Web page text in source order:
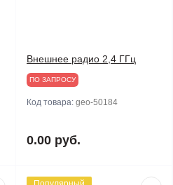
Внешнее радио 2,4 ГГц
ПО ЗАПРОСУ
Код товара: geo-50184
0.00 руб.